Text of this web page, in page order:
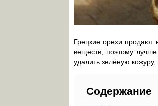
Грецкие орехи
веществ, поэтому
удалить зелёную кожуру,
Содержание